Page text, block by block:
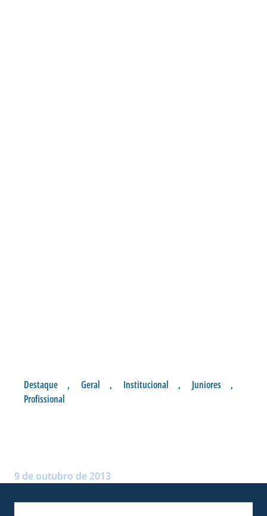
Destaque , Geral , Institucional , Juniores
,
Profissional
9 de outubro de 2013